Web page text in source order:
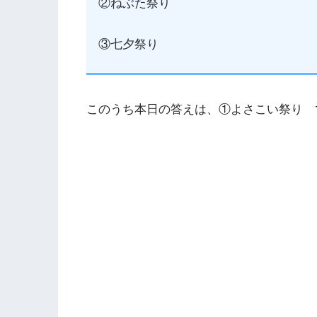
②ねぶた祭り
③七夕祭り
このうち本日の答えは、①よさこい祭り